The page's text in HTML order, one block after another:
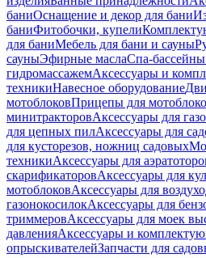
баниОснащение и декор для бани
баниФитобочки, купели
для баниМебель для бани и сауны
сауныЭфирные маслаСпа-
гидромассажемАксессуары и
техникиНавесное оборудование
мотоблоковПрицепы для
минитракторовАксессуары для
для цепных пилАксессуары для
для кусторезов, ножниц садовых
техникиАксессуары для
скарификаторовАксессуары для
мотоблоковАксессуары для
газонокосилокАксессуары для
триммеровАксессуары для моек
давленияАксессуары и
опрыскивателейЗапчасти для